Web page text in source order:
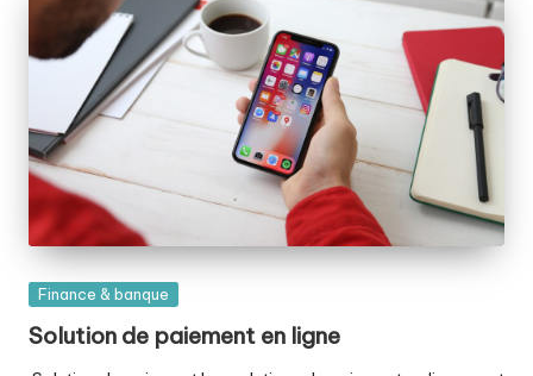
Posted
Finance & banque
Solution de paiement en ligne